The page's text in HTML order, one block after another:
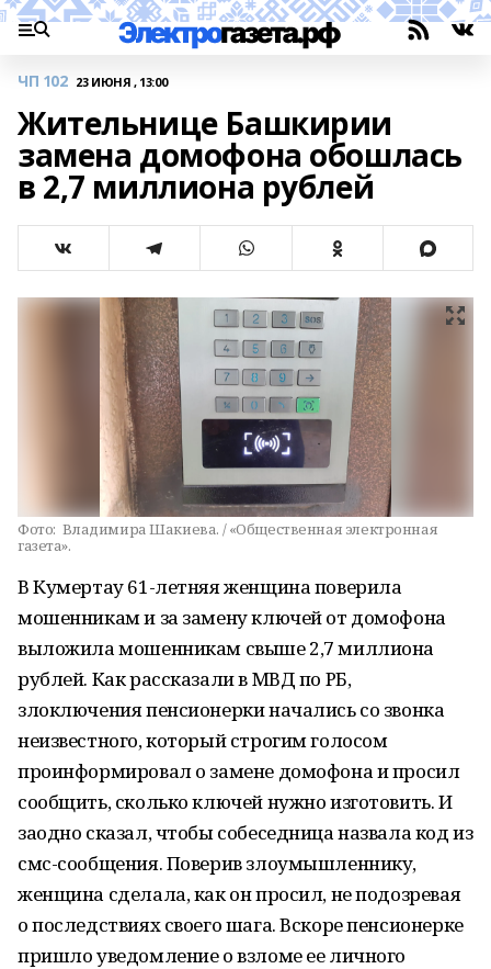
ЧП 102 23 ИЮНЯ , 13:00
Жительнице Башкирии
замена домофона обошлась
в 2,7 миллиона рублей
Фото: Владимира Шакиева. / «Общественная электронная
газета».
В Кумертау 61-летняя женщина поверила
мошенникам и за замену ключей от домофона
выложила мошенникам свыше 2,7 миллиона
рублей. Как рассказали в МВД по РБ,
злоключения пенсионерки начались со звонка
неизвестного, который строгим голосом
проинформировал о замене домофона и просил
сообщить, сколько ключей нужно изготовить. И
заодно сказал, чтобы собеседница назвала код из
смс-сообщения. Поверив злоумышленнику,
женщина сделала, как он просил, не подозревая
о последствиях своего шага. Вскоре пенсионерке
пришло уведомление о взломе ее личного